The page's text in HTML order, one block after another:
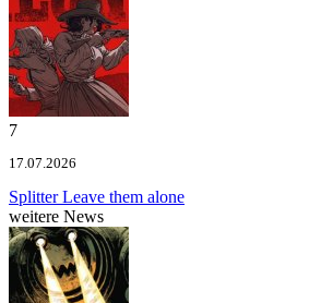
7
17.07.2026
SplitterLeave them alone
weitere News